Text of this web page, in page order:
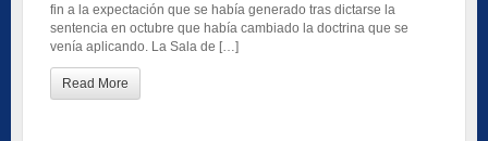
fin a la expectación que se había generado tras dictarse la
sentencia en octubre que había cambiado la doctrina que se
venía aplicando. La Sala de […]
Read More